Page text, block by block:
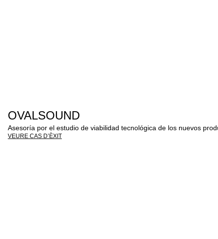
OVALSOUND
Asesoría por el estudio de viabilidad tecnológica de los nuevos
VEURE CAS D’ÈXIT